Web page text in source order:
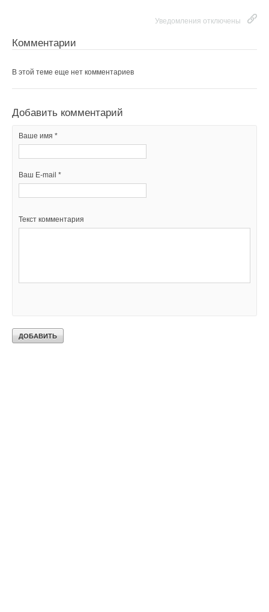
Уведомления отключены
Комментарии
В этой теме еще нет комментариев
Добавить комментарий
Ваше имя *
Ваш E-mail *
Текст комментария